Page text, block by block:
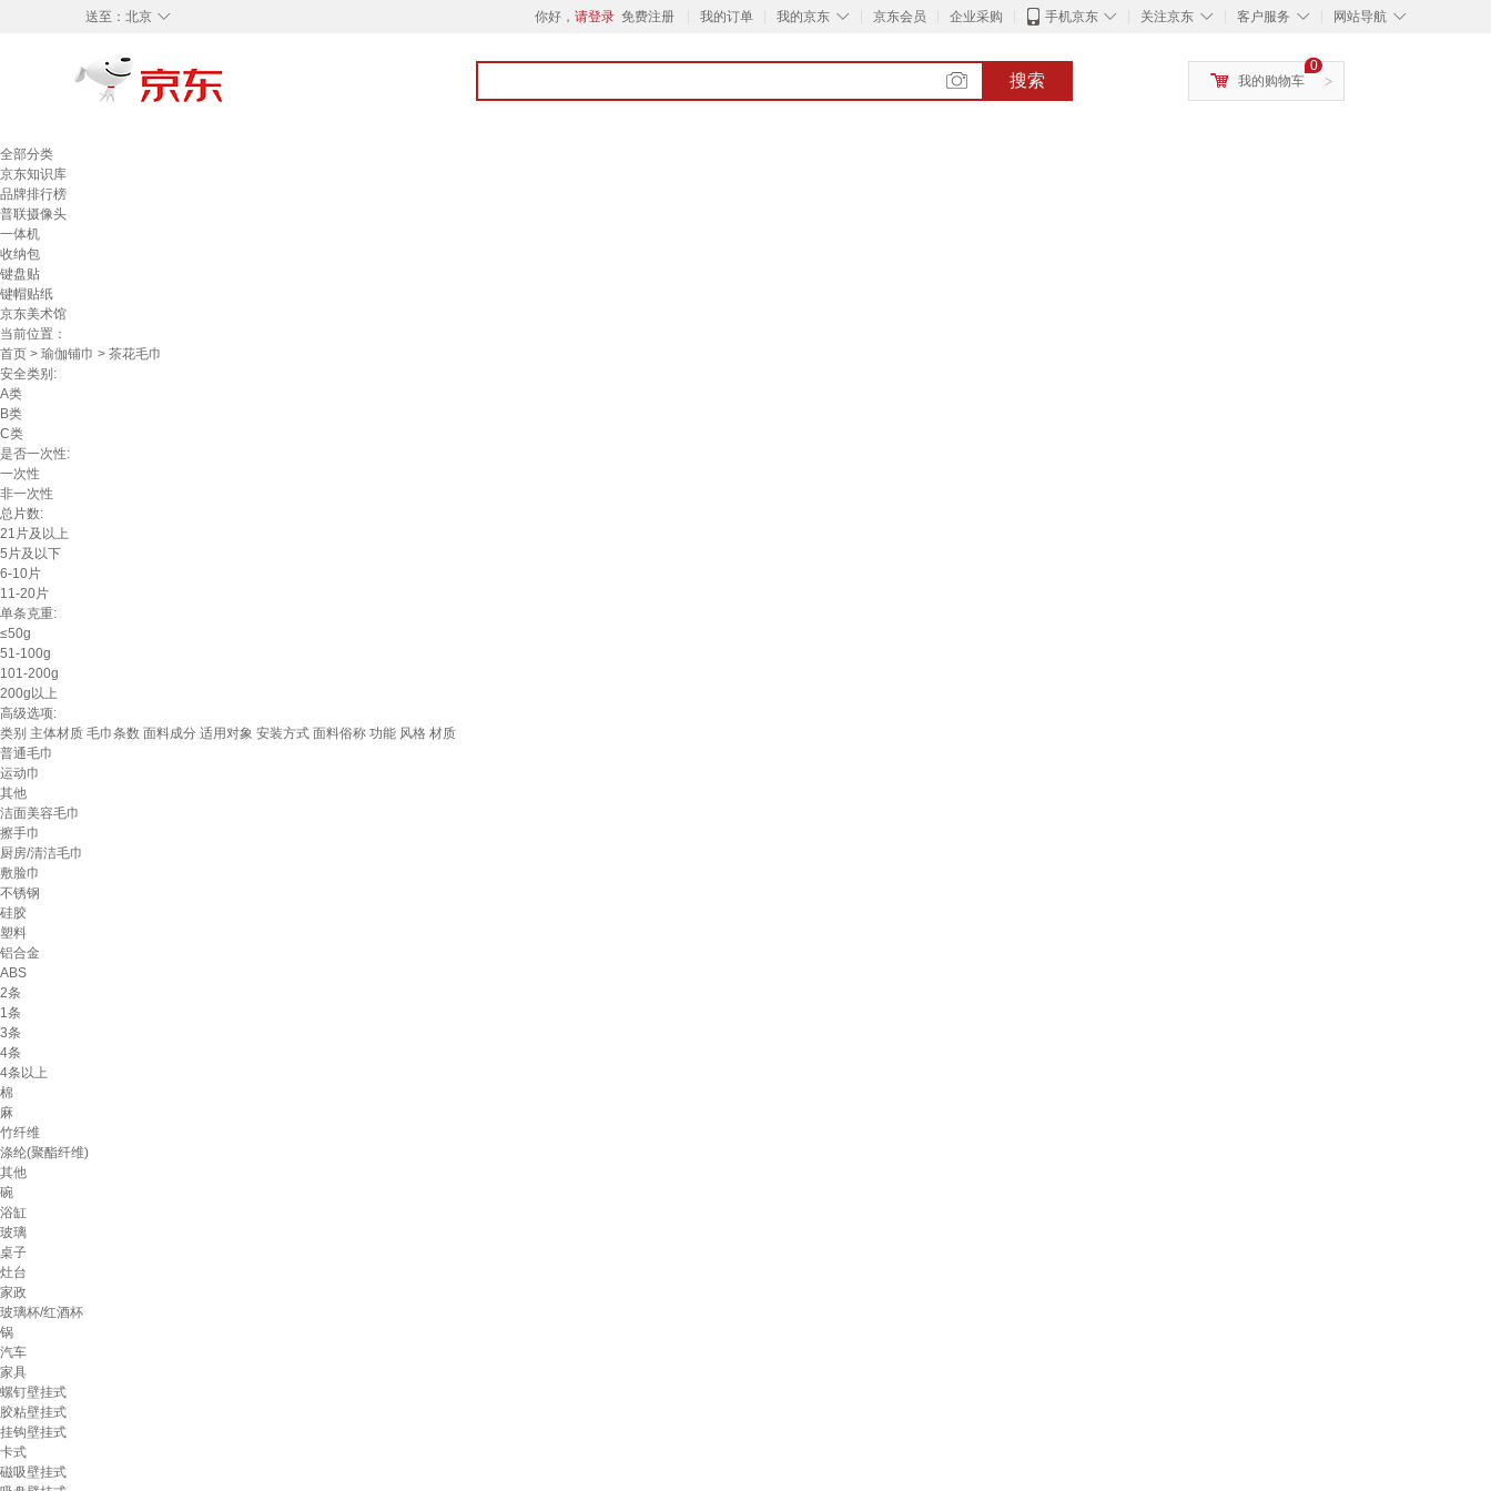
◇
送至： 北京 你好， 请登录 免费注册 我的订单 ◇
我的京东 京东会员 企业采购 ◇
手机京东 ◇
关注京东 ◇
客户服务 ◇
网站导航
搜索 >
0
我的购物车
全部分类
京东知识库
品牌排行榜
普联摄像头
一体机
收纳包
键盘贴
键帽贴纸
京东美术馆
当前位置：
首页 > 瑜伽铺巾 > 茶花毛巾
安全类别:
A类
B类
C类
是否一次性:
一次性
非一次性
总片数:
21片及以上
5片及以下
6-10片
11-20片
单条克重:
≤50g
51-100g
101-200g
200g以上
高级选项:
类别 主体材质 毛巾条数 面料成分 适用对象 安装方式 面料俗称 功能 风格 材质
普通毛巾
运动巾
其他
洁面美容毛巾
擦手巾
厨房/清洁毛巾
敷脸巾
不锈钢
硅胶
塑料
铝合金
ABS
2条
1条
3条
4条
4条以上
棉
麻
竹纤维
涤纶(聚酯纤维)
其他
碗
浴缸
玻璃
桌子
灶台
家政
玻璃杯/红酒杯
锅
汽车
家具
螺钉壁挂式
胶粘壁挂式
挂钩壁挂式
卡式
磁吸壁挂式